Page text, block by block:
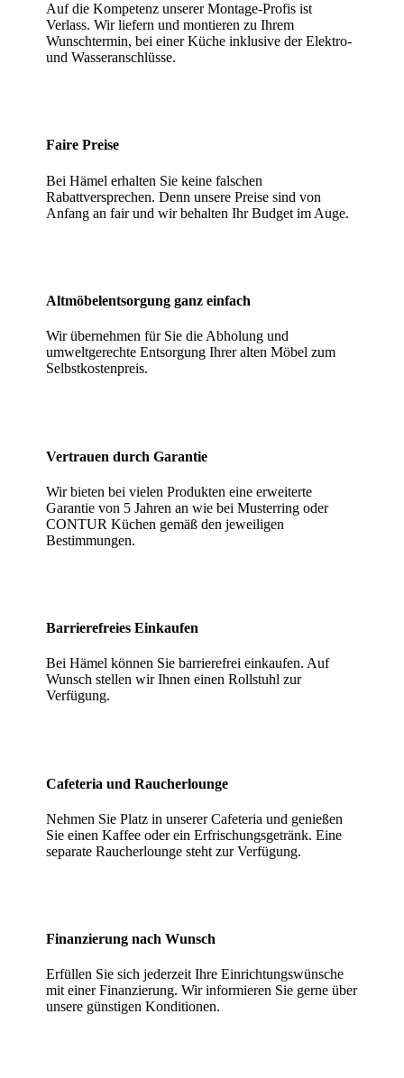
Auf die Kompetenz unserer Montage-Profis ist
Verlass. Wir liefern und montieren zu Ihrem
Wunschtermin, bei einer Küche inklusive der Elektro-
und Wasseranschlüsse.
Faire Preise
Bei Hämel erhalten Sie keine falschen
Rabattversprechen. Denn unsere Preise sind von
Anfang an fair und wir behalten Ihr Budget im Auge.
Altmöbelentsorgung ganz einfach
Wir übernehmen für Sie die Abholung und
umweltgerechte Entsorgung Ihrer alten Möbel zum
Selbstkostenpreis.
Vertrauen durch Garantie
Wir bieten bei vielen Produkten eine erweiterte
Garantie von 5 Jahren an wie bei Musterring oder
CONTUR Küchen gemäß den jeweiligen
Bestimmungen.
Barrierefreies Einkaufen
Bei Hämel können Sie barrierefrei einkaufen. Auf
Wunsch stellen wir Ihnen einen Rollstuhl zur
Verfügung.
Cafeteria und Raucherlounge
Nehmen Sie Platz in unserer Cafeteria und genießen
Sie einen Kaffee oder ein Erfrischungsgetränk. Eine
separate Raucherlounge steht zur Verfügung.
Finanzierung nach Wunsch
Erfüllen Sie sich jederzeit Ihre Einrichtungswünsche
mit einer Finanzierung. Wir informieren Sie gerne über
unsere günstigen Konditionen.